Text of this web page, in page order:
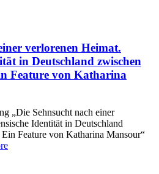
verlorenen Heimat.
in Deutschland zwischen
Feature von Katharina
„Die Sehnsucht nach einer
Identität in Deutschland
Feature von Katharina Mansour“